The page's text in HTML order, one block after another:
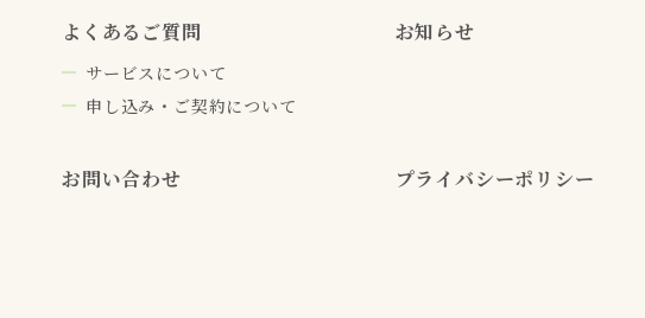
よくあるご質問
サービスについて
申し込み・ご契約について
お知らせ
お問い合わせ プライバシーポリシー